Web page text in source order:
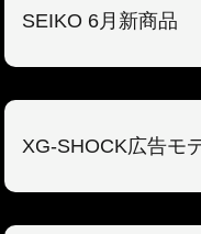
SEIKO 6月新商品
XG-SHOCK広告モ